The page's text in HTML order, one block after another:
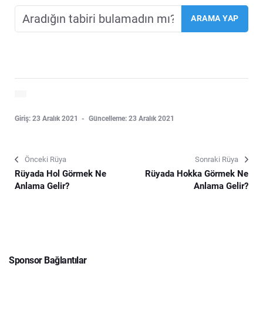
Giriş: 23 Aralık 2021 Güncelleme: 23 Aralık 2021
Önceki Rüya
Rüyada Hol Görmek Ne
Anlama Gelir?
Sonraki Rüya
Rüyada Hokka Görmek Ne
Anlama Gelir?
Sponsor Bağlantılar